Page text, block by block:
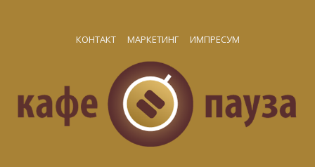
КОНТАКТ МАРКЕТИНГ ИМПРЕСУМ